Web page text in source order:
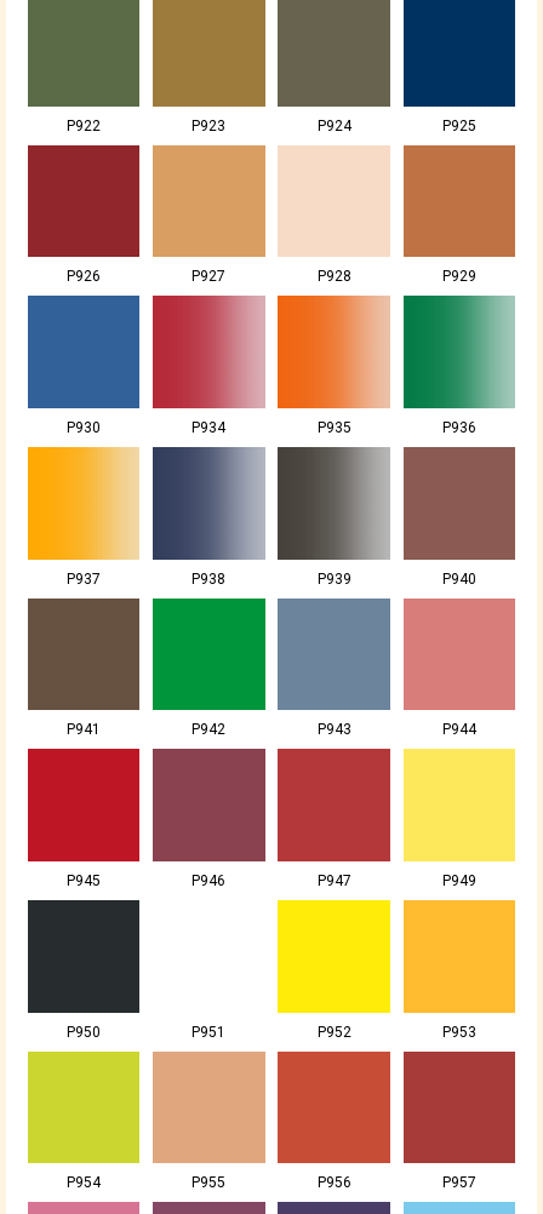
P922 P923 P924 P925
P926 P927 P928 P929
P930 P934 P935 P936
P937 P938 P939 P940
P941 P942 P943 P944
P945 P946 P947 P949
P950 P951 P952 P953
P954 P955 P956 P957